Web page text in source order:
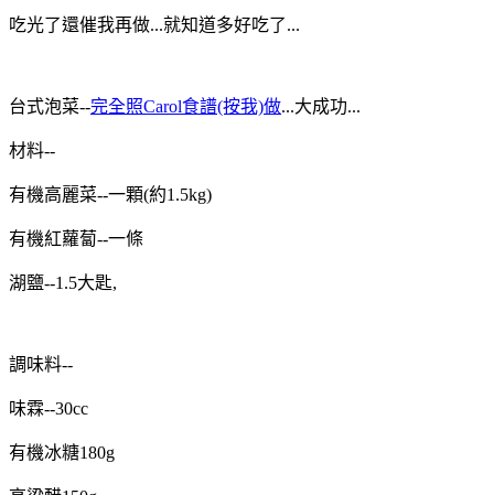
吃光了還催我再做...就知道多好吃了...
台式泡菜--完全照Carol食譜(按我)做...大成功...
材料--
有機高麗菜--一顆(約1.5kg)
有機紅蘿蔔--一條
湖鹽--1.5大匙,
調味料--
味霖--30cc
有機冰糖180g